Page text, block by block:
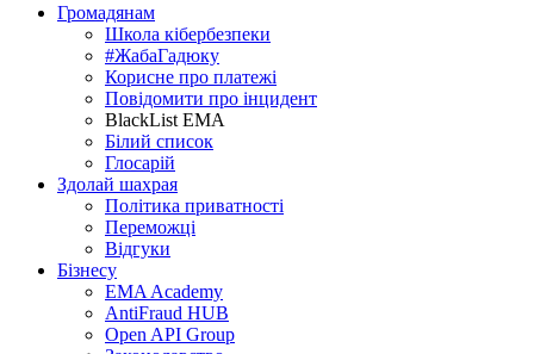
Громадянам
Школа кібербезпеки
#ЖабаГадюку
Корисне про платежі
Повідомити про інцидент
BlackList EMA
Білий список
Глосарій
Здолай шахрая
Політика приватності
Переможцi
Відгуки
Бізнесу
EMA Academy
AntiFraud HUB
Open API Group